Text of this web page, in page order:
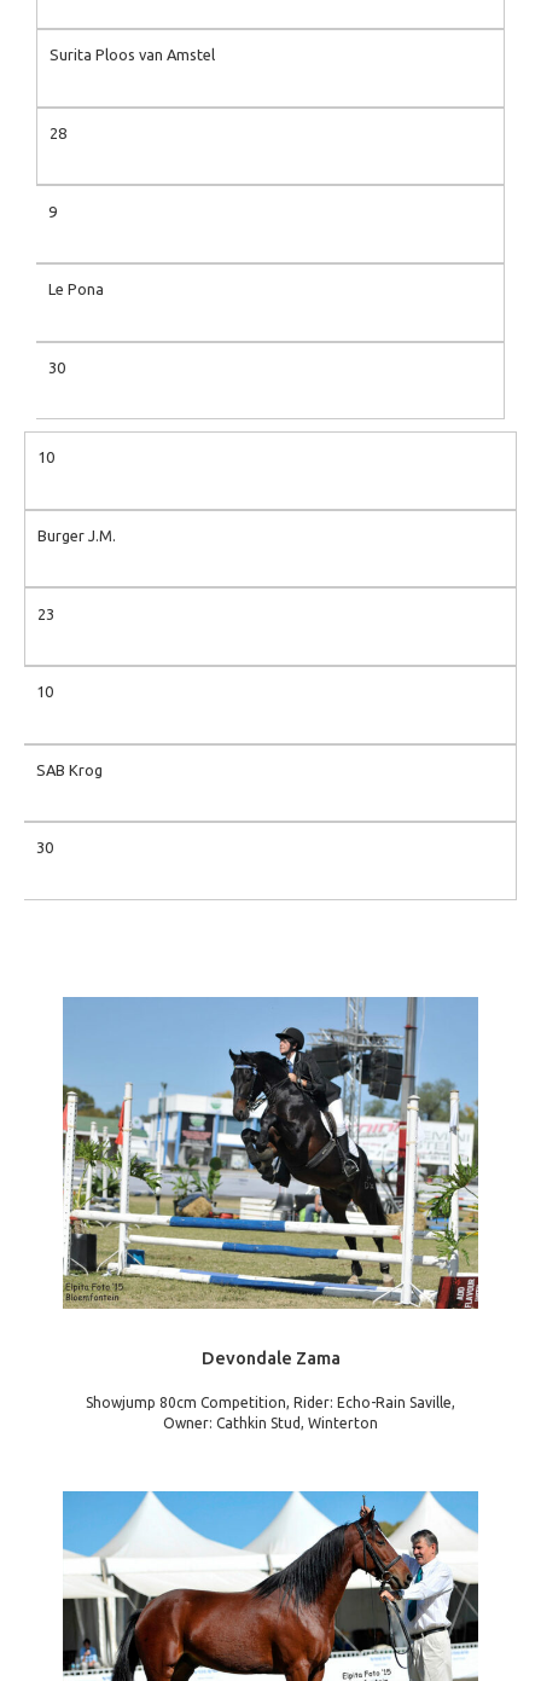
Surita Ploos van Amstel
28
9
Le Pona
30
10
Burger J.M.
23
10
SAB Krog
30
Devondale Zama
Showjump 80cm Competition, Rider: Echo-Rain Saville,
Owner: Cathkin Stud, Winterton